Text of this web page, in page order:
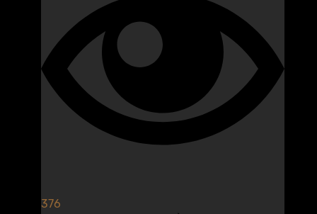
376